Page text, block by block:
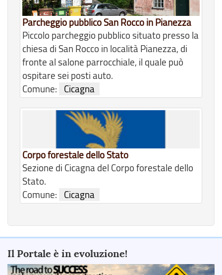
Parcheggio pubblico San Rocco in Pianezza
Piccolo parcheggio pubblico situato presso la
chiesa di San Rocco in località Pianezza, di
fronte al salone parrocchiale, il quale può
ospitare sei posti auto.
Comune:
Cicagna
Corpo forestale dello Stato
Sezione di Cicagna del Corpo forestale dello
Stato.
Comune:
Cicagna
Il Portale è in evoluzione!